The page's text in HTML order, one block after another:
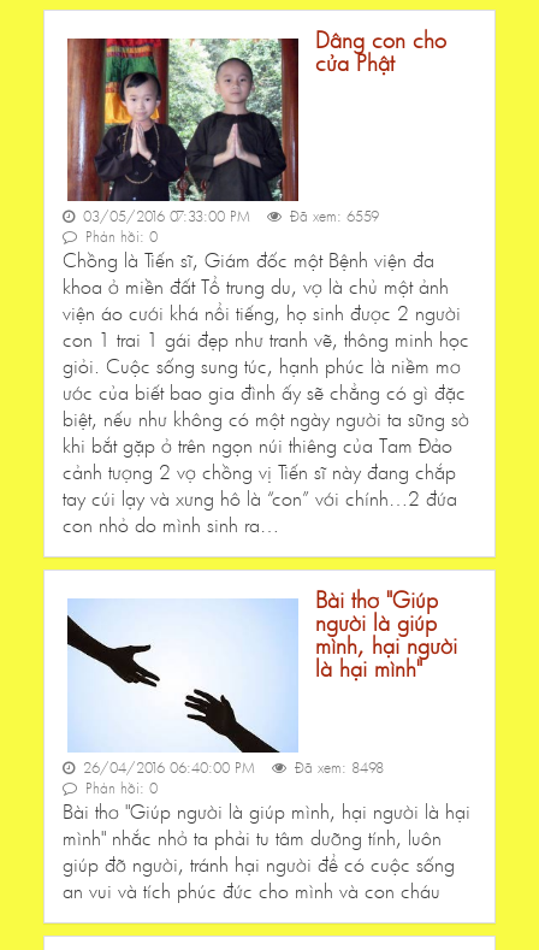
Dâng con cho
cửa Phật
03/05/2016 07:33:00 PM
Đã xem: 6559
Phản hồi: 0
Chồng là Tiến sĩ, Giám đốc một Bệnh viện đa
khoa ở miền đất Tổ trung du, vợ là chủ một ảnh
viện áo cưới khá nổi tiếng, họ sinh được 2 người
con 1 trai 1 gái đẹp như tranh vẽ, thông minh học
giỏi. Cuộc sống sung túc, hạnh phúc là niềm mơ
ước của biết bao gia đình ấy sẽ chẳng có gì đặc
biệt, nếu như không có một ngày người ta sững sờ
khi bắt gặp ở trên ngọn núi thiêng của Tam Đảo
cảnh tượng 2 vợ chồng vị Tiến sĩ này đang chắp
tay cúi lạy và xưng hô là “con” với chính…2 đứa
con nhỏ do mình sinh ra…
Bài thơ "Giúp
người là giúp
mình, hại người
là hại mình"
26/04/2016 06:40:00 PM
Đã xem: 8498
Phản hồi: 0
Bài thơ "Giúp người là giúp mình, hại người là hại
mình" nhắc nhở ta phải tu tâm dưỡng tính, luôn
giúp đỡ người, tránh hại người để có cuộc sống
an vui và tích phúc đức cho mình và con cháu